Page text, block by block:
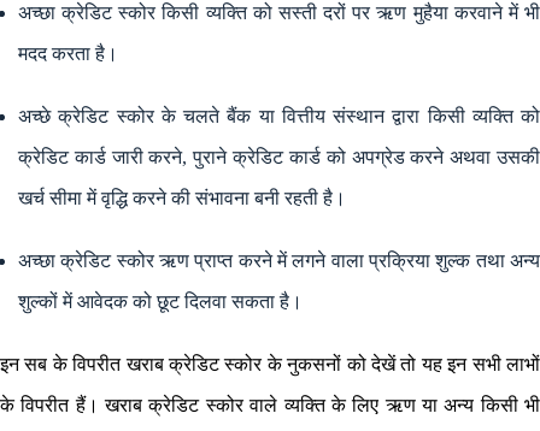
अच्छा क्रेडिट स्कोर किसी व्यक्ति को सस्ती दरों पर ऋण मुहैया करवाने में भी
मदद करता है।
अच्छे क्रेडिट स्कोर के चलते बैंक या वित्तीय संस्थान द्वारा किसी व्यक्ति को
क्रेडिट कार्ड जारी करने, पुराने क्रेडिट कार्ड को अपग्रेड करने अथवा उसकी
खर्च सीमा में वृद्धि करने की संभावना बनी रहती है।
अच्छा क्रेडिट स्कोर ऋण प्राप्त करने में लगने वाला प्रक्रिया शुल्क तथा अन्य
शुल्कों में आवेदक को छूट दिलवा सकता है।
इन सब के विपरीत खराब क्रेडिट स्कोर के नुकसनों को देखें तो यह इन सभी लाभों
के विपरीत हैं। खराब क्रेडिट स्कोर वाले व्यक्ति के लिए ऋण या अन्य किसी भी